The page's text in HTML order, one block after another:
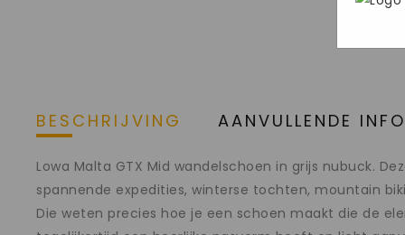
BESCHRIJVING AANVULLENDE
Lowa Malta GTX Mid wandelschoen in grijs nubuck.
spannende expedities, winterse tochten, mountain
Die weten precies hoe je een schoen maakt die de